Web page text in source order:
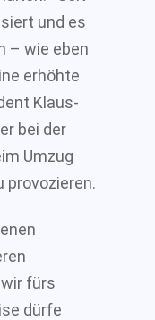
und es
– wie eben
erhöhte
Klaus-
bei der
Umzug
provozieren.
fürs
dürfe